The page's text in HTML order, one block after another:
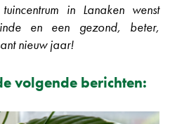
in Lanaken wenst
en een gezond, beter,
nieuw jaar!
volgende berichten: